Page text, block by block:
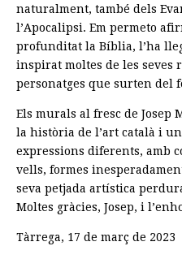
naturalment, també dels
l’Apocalipsi. Em permeto
profunditat la Bíblia, l’ha
inspirat moltes de les seves
personatges que surten del
Els murals al fresc de Josep
la història de l’art català i
expressions diferents, amb
vells, formes
seva petjada artística
Moltes gràcies, Josep, i
Tàrrega, 17 de març de 2023